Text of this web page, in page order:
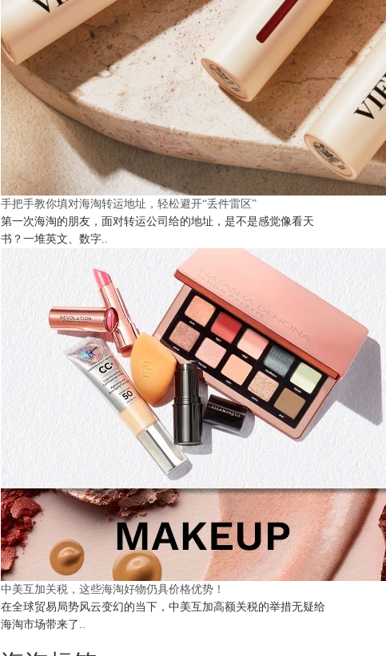
手把手教你填对海淘转运地址，轻松避开“丢件雷区”
第一次海淘的朋友，面对转运公司给的地址，是不是感觉像看天
书？一堆英文、数字..
中美互加关税，这些海淘好物仍具价格优势！
在全球贸易局势风云变幻的当下，中美互加高额关税的举措无疑给
海淘市场带来了..